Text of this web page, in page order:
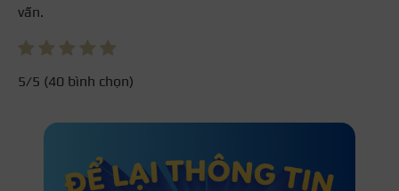
vấn.
5/5 (40 bình chọn)